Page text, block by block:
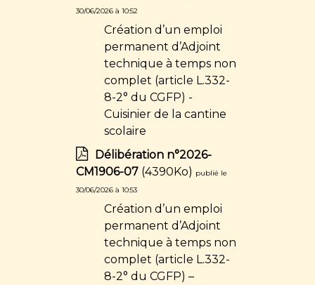
30/06/2026 à 10:52
Création d’un emploi
permanent d’Adjoint
technique à temps non
complet (article L.332-
8-2° du CGFP) -
Cuisinier de la cantine
scolaire
Délibération n°2026-
CM1906-07(4390Ko) publié le
30/06/2026 à 10:53
Création d’un emploi
permanent d’Adjoint
technique à temps non
complet (article L.332-
8-2° du CGFP) –